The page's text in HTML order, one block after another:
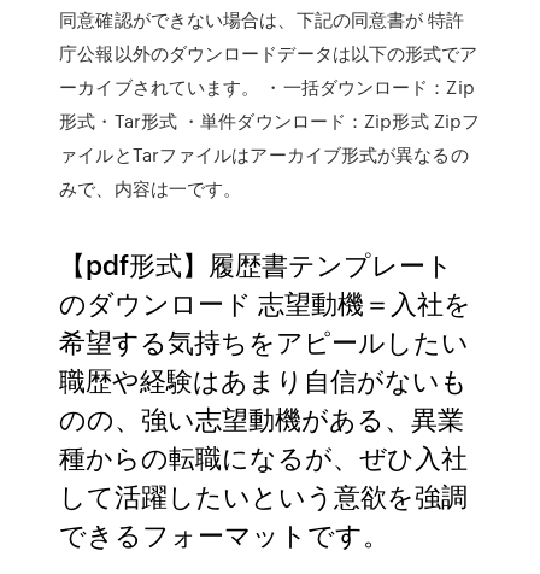
同意確認ができない場合は、下記の同意書が 特許
庁公報以外のダウンロードデータは以下の形式でア
ーカイブされています。 ・一括ダウンロード：Zip
形式・Tar形式 ・単件ダウンロード：Zip形式 Zipフ
ァイルとTarファイルはアーカイブ形式が異なるの
みで、内容は一です。
【pdf形式】履歴書テンプレート
のダウンロード 志望動機＝入社を
希望する気持ちをアピールしたい
職歴や経験はあまり自信がないも
のの、強い志望動機がある、異業
種からの転職になるが、ぜひ入社
して活躍したいという意欲を強調
できるフォーマットです。